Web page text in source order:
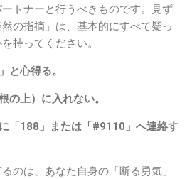
トナーと行うべきものです。見ず
の指摘」は、基本的にすべて疑っ
持ってください。
と心得る。
の上）に入れない。
「188」または「#9110」へ連絡す
のは、あなた自身の「断る勇気」